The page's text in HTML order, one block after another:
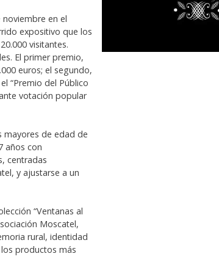
en el
expositivo que los
visitantes.
El primer premio,
euros; el segundo,
“Premio del Público
votación popular
mayores de edad de
años con
centradas
y ajustarse a un
“Ventanas al
Moscatel,
rural, identidad
productos más